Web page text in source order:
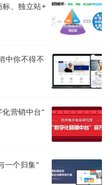
/产品，运用具体的数字
业务闭环。
实践课程》已成功实施到
学生的创业实践中，同学
实操学习，让自己的创业
标、独立站+
中你不得不
营销中台”
一个归集”